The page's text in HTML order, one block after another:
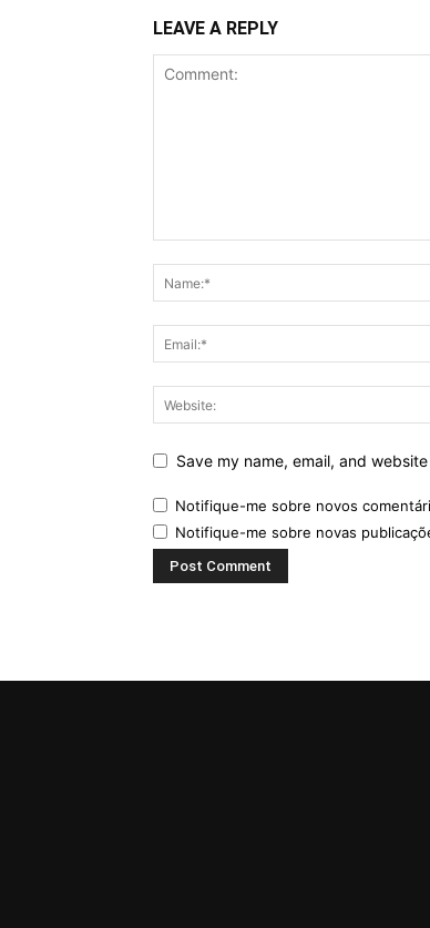
LEAVE A REPLY
Save my name, email, and
Notifique-me sobre novos
Notifique-me sobre novas